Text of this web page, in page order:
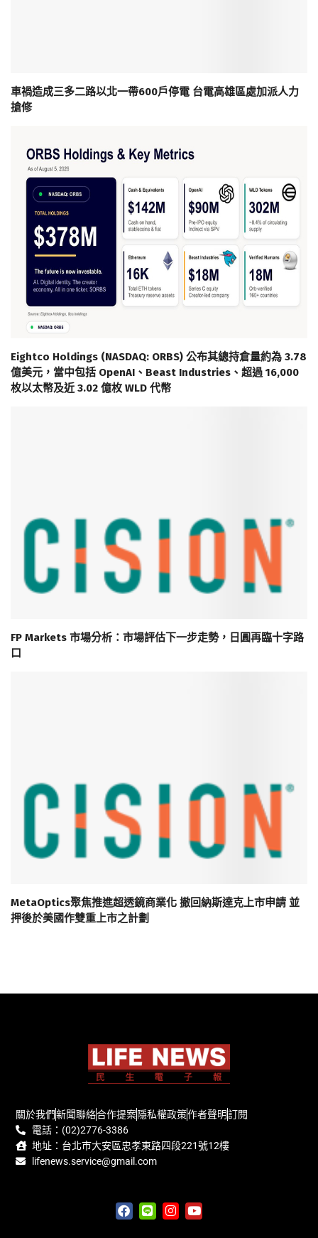
車禍造成三多二路以北一帶600戶停電 台電高雄區處加派人力
搶修
Eightco Holdings (NASDAQ: ORBS) 公布其總持倉量約為 3.78
億美元，當中包括 OpenAI、Beast Industries、超過 16,000
枚以太幣及近 3.02 億枚 WLD 代幣
FP Markets 市場分析：市場評估下一步走勢，日圓再臨十字路
口
MetaOptics聚焦推進超透鏡商業化 撤回納斯達克上市申請 並
押後於美國作雙重上市之計劃
關於我們新聞聯絡合作提案隱私權政策作者聲明訂閱
電話：(02)2776-3386
地址：台北市大安區忠孝東路四段221號12樓
lifenews.service@gmail.com